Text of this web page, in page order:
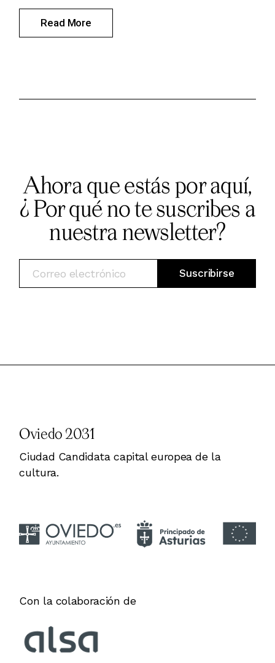
Read More
Ahora que estás por aquí,
¿ Por qué no te suscribes a
nuestra newsletter?
Oviedo 2031
Ciudad Candidata capital europea de la
cultura.
Con la colaboración de